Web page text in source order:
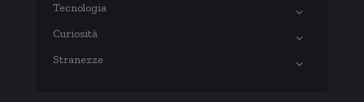
Tecnologia
Curiosità
Stranezze